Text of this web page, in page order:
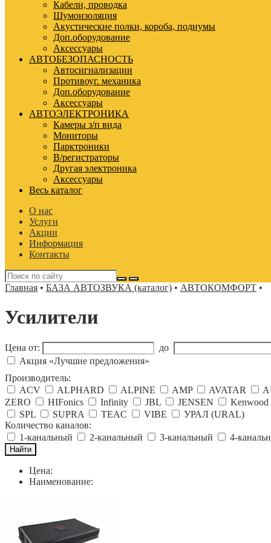
Кабели, проводка
Шумоизоляция
Акустические полки, короба, подиумы
Доп.оборудование
Аксессуары
АВТОБЕЗОПАСНОСТЬ
Автосигнализации
Противоуг. механика
Доп.оборудование
Аксессуары
АВТОЭЛЕКТРОНИКА
Камеры з/п вида
Мониторы
Парктроники
В/регистраторы
Другая электроника
Аксессуары
Весь каталог
О нас
Услуги
Акции
Информация
Контакты
Главная • БАЗА АВТОЗВУКА (каталог) • АВТОКОМФОРТ •
Усилители
Цена от:
до
Акция «Лучшие предложения»
Производитель:
ACV
ALPHARD ALPINE AMP AVATAR
ZERO
HIFonics Infinity JBL JENSEN
Kenwood
SPL
SUPRA TEAC VIBE
УРАЛ (URAL)
Количество каналов:
1-канальный
2-канальный 3-канальный 4-
Цена:
Наименование: